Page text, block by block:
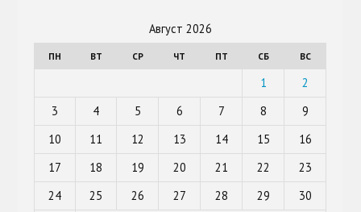
Август 2026
ПН ВТ СР ЧТ ПТ СБ ВС
1
2
3
4 5 6 7 8
9
10
11 12 13 14 15
16
17
18 19 20 21 22
23
24
25 26 27 28 29
30